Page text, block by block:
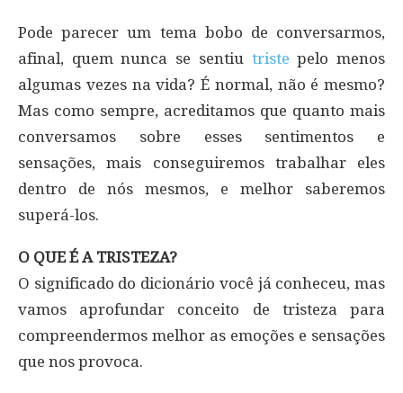
Pode parecer um tema bobo de conversarmos,
afinal, quem nunca se sentiu triste pelo menos
algumas vezes na vida? É normal, não é mesmo?
Mas como sempre, acreditamos que quanto mais
conversamos sobre esses sentimentos e
sensações, mais conseguiremos trabalhar eles
dentro de nós mesmos, e melhor saberemos
superá-los.
O QUE É A TRISTEZA?
O significado do dicionário você já conheceu, mas
vamos aprofundar conceito de tristeza para
compreendermos melhor as emoções e sensações
que nos provoca.